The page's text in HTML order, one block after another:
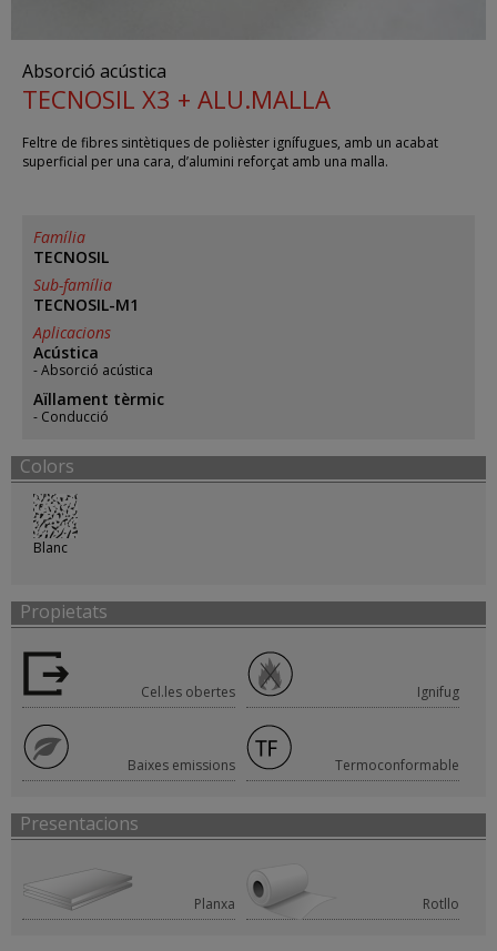
Absorció acústica
TECNOSIL X3 + ALU.MALLA
Feltre de fibres sintètiques de polièster ignífugues, amb un acabat
superficial per una cara, d’alumini reforçat amb una malla.
Família
TECNOSIL
Sub-família
TECNOSIL-M1
Aplicacions
Acústica
Absorció acústica
Aïllament tèrmic
Conducció
Colors
Blanc
Propietats
Cel.les obertes Ignifug
Baixes emissions Termoconformable
Presentacions
Planxa Rotllo